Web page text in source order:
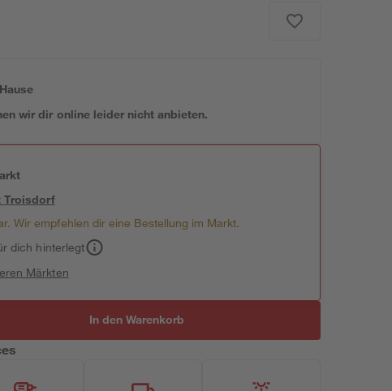
wir dir online leider nicht anbieten.
Troisdorf
Wir empfehlen dir eine Bestellung im Markt.
dich hinterlegt
Märkten
In den Warenkorb